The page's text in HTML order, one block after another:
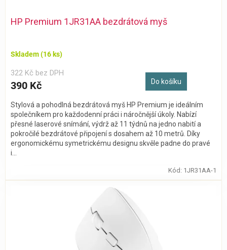
HP Premium 1JR31AA bezdrátová myš
Skladem(16 ks)
322 Kč bez DPH
390 Kč Do košíku
Stylová a pohodlná bezdrátová myš HP Premium je ideálním
společníkem pro každodenní práci i náročnější úkoly. Nabízí
přesné laserové snímání, výdrž až 11 týdnů na jedno nabití a
pokročilé bezdrátové připojení s dosahem až 10 metrů. Díky
ergonomickému symetrickému designu skvěle padne do pravé
i...
Kód: 1JR31AA-1